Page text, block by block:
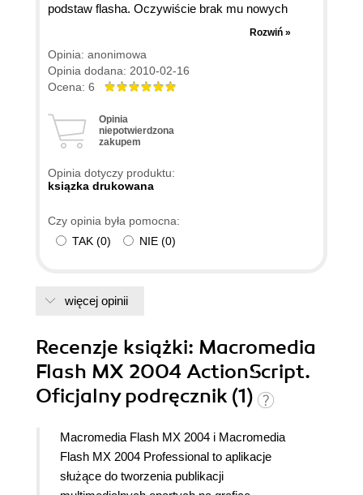
podstaw flasha. Oczywiście brak mu nowych
elementów dostępnych w CS4 no bo co one by
tam robiły. Błędy w kodzie drukowanym są łatwe
do wyłapania. Jeżeli na początek wahacie się
pomiędzy oficjalnym podręcznikiem do CS4 czy
Rozwiń »
Opinia: anonimowa
Opinia dodana: 2010-02-16
Ocena: 6
Opinia
niepotwierdzona
zakupem
Opinia dotyczy produktu:
ksiązka drukowana
Czy opinia była pomocna:
TAK (0) NIE (0)
więcej opinii
Recenzje książki: Macromedia
Flash MX 2004 ActionScript.
Oficjalny podręcznik (1)
Macromedia Flash MX 2004 i Macromedia
Flash MX 2004 Professional to aplikacje
służące do tworzenia publikacji